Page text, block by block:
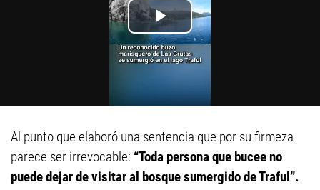
Al punto que elaboró una sentencia que por su firmeza
parece ser irrevocable: “Toda persona que bucee no
puede dejar de visitar al bosque sumergido de Traful”.